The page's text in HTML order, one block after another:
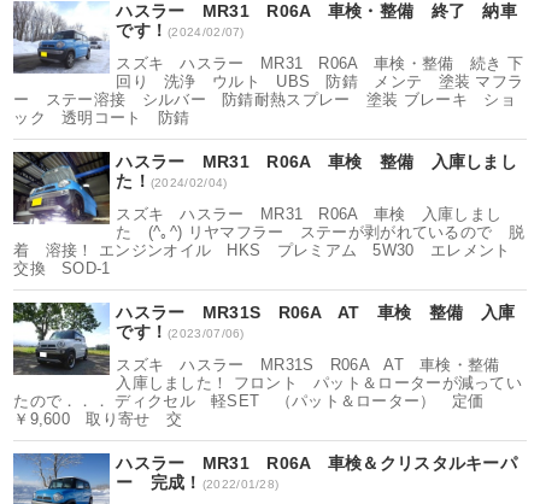
ハスラー MR31 R06A 車検・整備 終了 納車
です！(2024/02/07)
スズキ ハスラー MR31 R06A 車検・整備 続き 下
回り 洗浄 ウルト UBS 防錆 メンテ 塗装 マフラ
ー ステー溶接 シルバー 防錆耐熱スプレー 塗装 ブレーキ ショ
ック 透明コート 防錆
ハスラー MR31 R06A 車検 整備 入庫しまし
た！ (2024/02/04)
スズキ ハスラー MR31 R06A 車検 入庫しまし
た (^｡^) リヤマフラー ステーが剥がれているので 脱
着 溶接！ エンジンオイル HKS プレミアム 5W30 エレメント
交換 SOD-1
ハスラー MR31S R06A AT 車検 整備 入庫
です！(2023/07/06)
スズキ ハスラー MR31S R06A AT 車検・整備
入庫しました！ フロント パット＆ローターが減ってい
たので．．． ディクセル 軽SET （パット＆ローター） 定価
￥9,600 取り寄せ 交
ハスラー MR31 R06A 車検＆クリスタルキーパ
ー 完成！ (2022/01/28)